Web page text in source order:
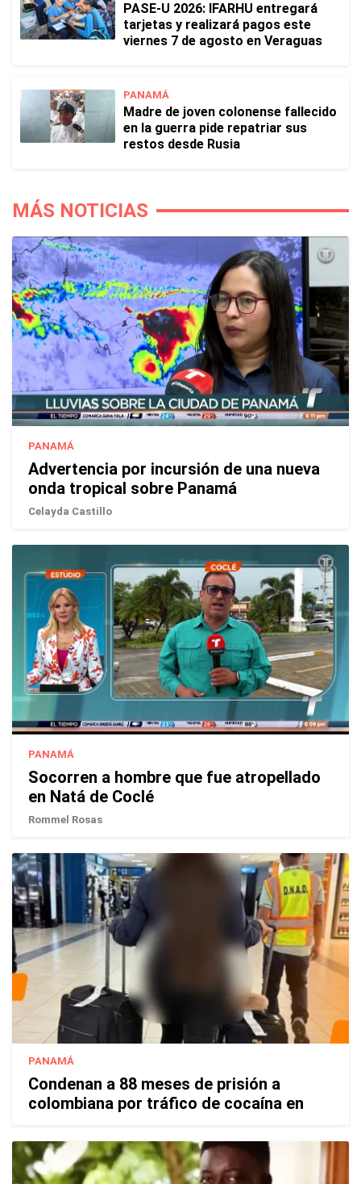
PASE-U 2026: IFARHU entregará
tarjetas y realizará pagos este
viernes 7 de agosto en Veraguas
PANAMÁ
Madre de joven colonense fallecido
en la guerra pide repatriar sus
restos desde Rusia
MÁS NOTICIAS
PANAMÁ
Advertencia por incursión de una nueva
onda tropical sobre Panamá
Celayda Castillo
PANAMÁ
Socorren a hombre que fue atropellado
en Natá de Coclé
Rommel Rosas
PANAMÁ
Condenan a 88 meses de prisión a
colombiana por tráfico de cocaína en